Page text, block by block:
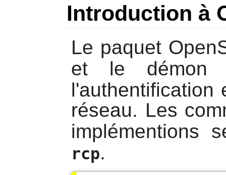
Introduction à
Le paquet
et le
réseau. Les
implémentions
rcp.